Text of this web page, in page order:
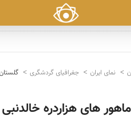
نمای ایران جغرافیای گردشگری
های هزاردره